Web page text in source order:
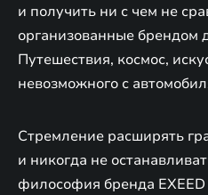
и получить ни с чем не
организованные брендом
Путешествия, космос,
невозможного с
Стремление расширять
и никогда не
философия бренда EXEED